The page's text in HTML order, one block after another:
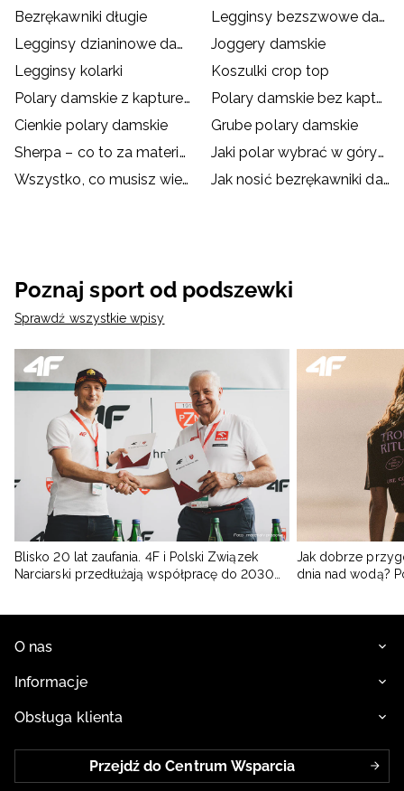
Bezrękawniki długie
Legginsy bezszwowe damskie
Legginsy dzianinowe damskie
Joggery damskie
Legginsy kolarki
Koszulki crop top
Polary damskie z kapturem
Polary damskie bez kaptura
Cienkie polary damskie
Grube polary damskie
Sherpa – co to za materiał? Zalety polaru sherpa
Jaki polar wybrać w góry? Jaki polar na trekking?
Wszystko, co musisz wiedzieć o polarze
Jak nosić bezrękawniki damskie?
Poznaj sport od podszewki
Sprawdź wszystkie wpisy
Blisko 20 lat zaufania. 4F i Polski Związek
Narciarski przedłużają współpracę do 2030
Jak dobrze
dnia nad wodą?
O nas
Informacje
Obsługa klienta
Przejdź do Centrum Wsparcia